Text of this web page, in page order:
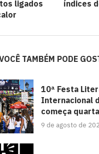
ligados
índices
TAMBÉM PODE
10ª Festa
Internacional
começa
9 de agosto de